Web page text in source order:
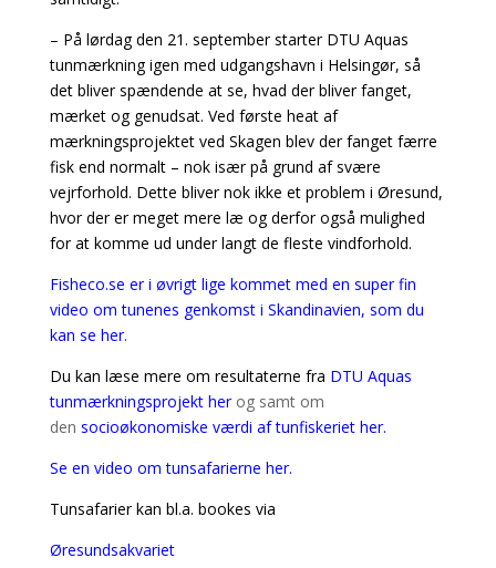
– På lørdag den 21. september starter DTU Aquas
tunmærkning igen med udgangshavn i Helsingør, så
det bliver spændende at se, hvad der bliver fanget,
mærket og genudsat. Ved første heat af
mærkningsprojektet ved Skagen blev der fanget færre
fisk end normalt – nok især på grund af svære
vejrforhold. Dette bliver nok ikke et problem i Øresund,
hvor der er meget mere læ og derfor også mulighed
for at komme ud under langt de fleste vindforhold.
Fisheco.se er i øvrigt lige kommet med en super fin
video om tunenes genkomst i Skandinavien, som du
kan se her.
Du kan læse mere om resultaterne fra DTU Aquas
tunmærkningsprojekt her og samt om
den socioøkonomiske værdi af tunfiskeriet her.
Se en video om tunsafarierne her.
Tunsafarier kan bl.a. bookes via
Øresundsakvariet